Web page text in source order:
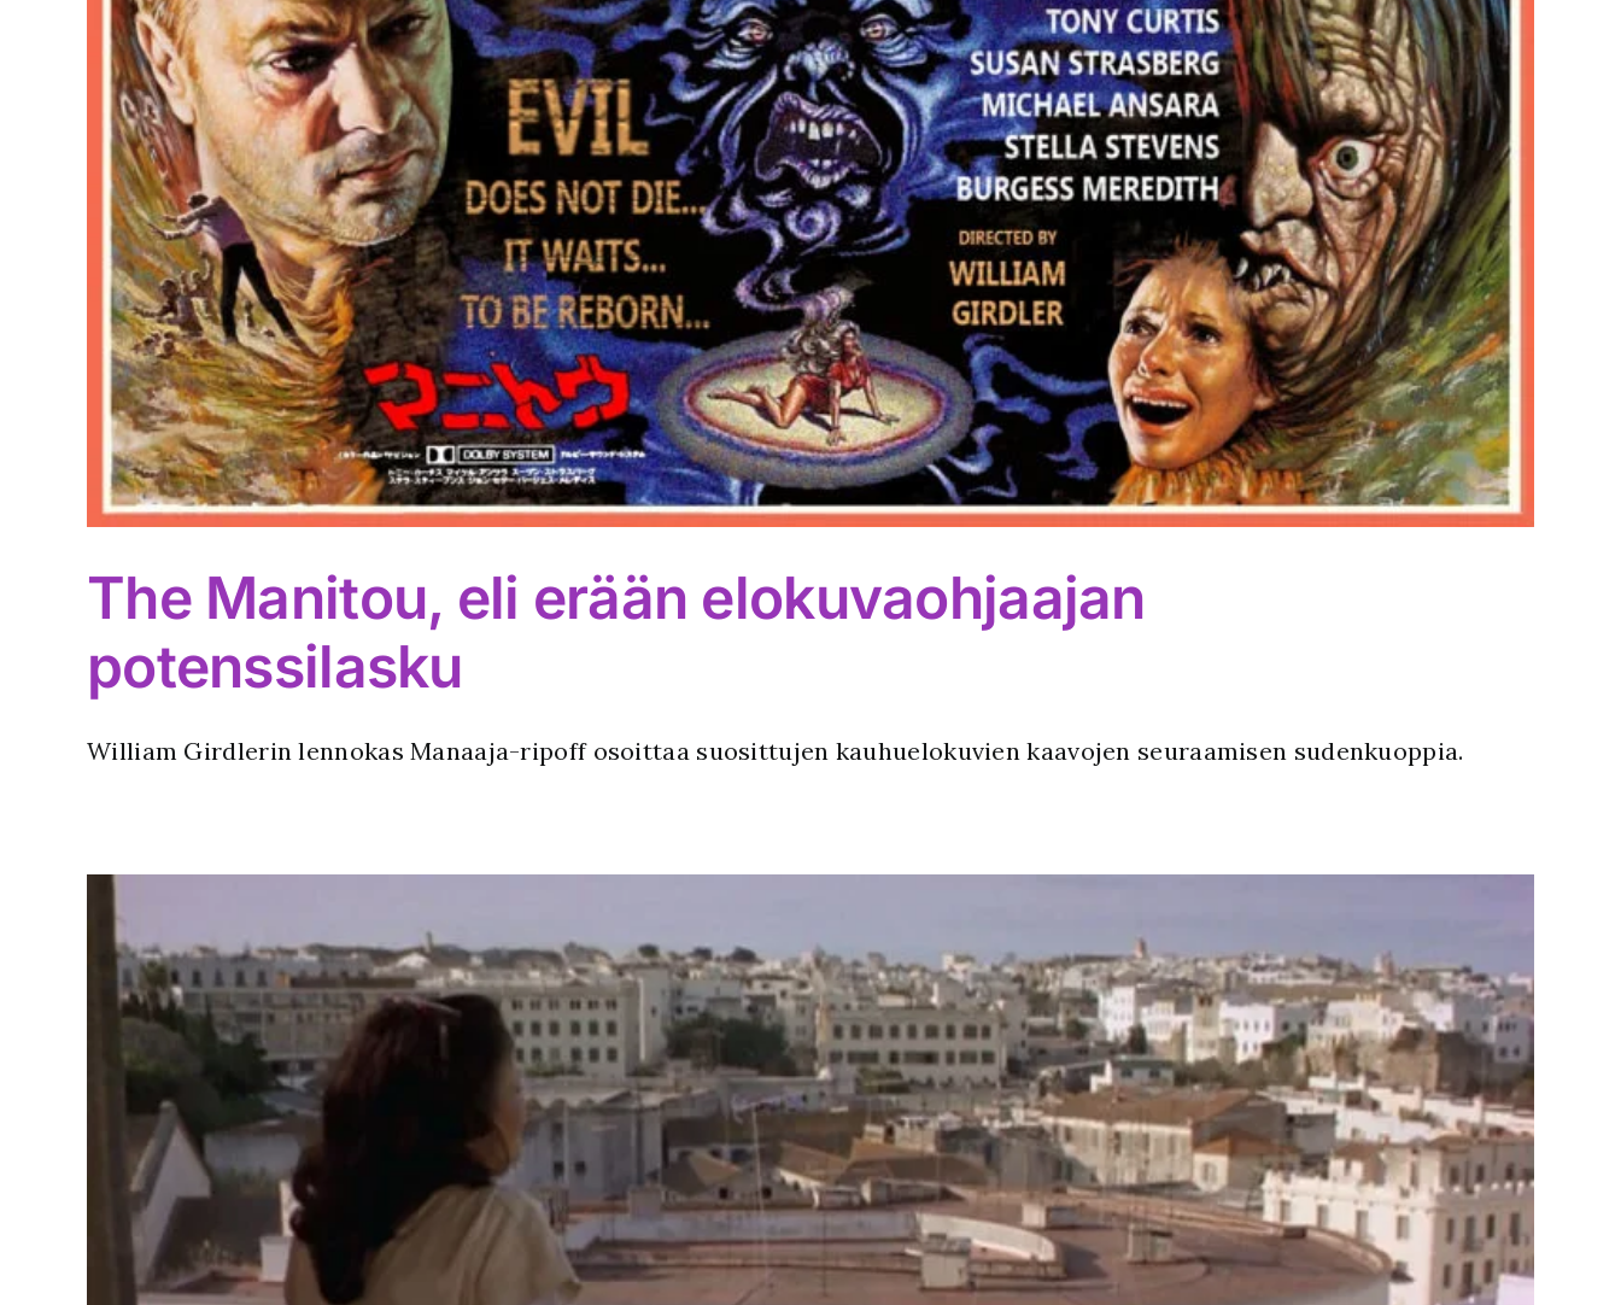
The Manitou, eli erään elokuvaohjaajan
potenssilasku
William Girdlerin lennokas Manaaja-ripoff osoittaa suosittujen kauhuelokuvien kaavojen seuraamisen sudenkuoppia.